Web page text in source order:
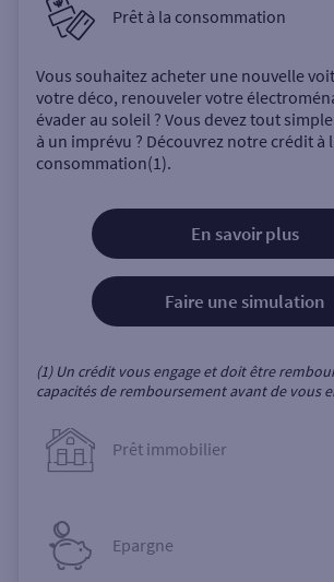
Prêt à la consommation
Vous souhaitez acheter une nouvelle
votre déco, renouveler votre
évader au soleil ? Vous devez tout
à un imprévu ? Découvrez notre crédit à
consommation(1).
En savoir plus
Faire une simulation
(1) Un crédit vous engage et doit être
capacités de remboursement avant de vous
Prêt immobilier
Epargne